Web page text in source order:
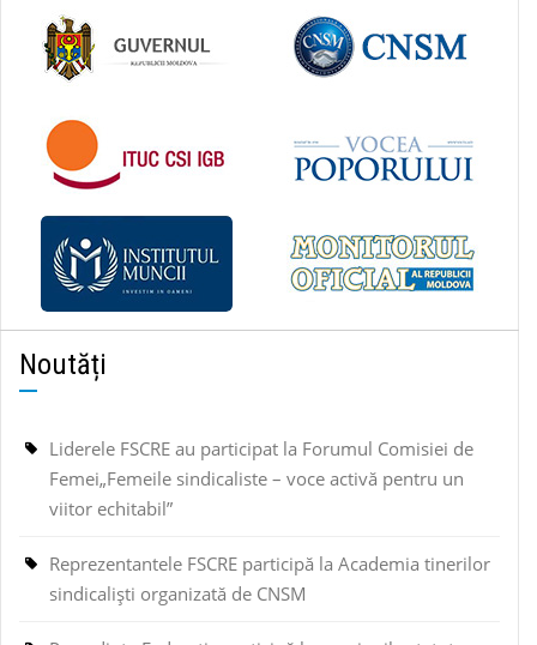
Noutăți
Liderele FSCRE au participat la Forumul Comisiei de
Femei„Femeile sindicaliste – voce activă pentru un
viitor echitabil”
Reprezentantele FSCRE participă la Academia tinerilor
sindicaliști organizată de CNSM